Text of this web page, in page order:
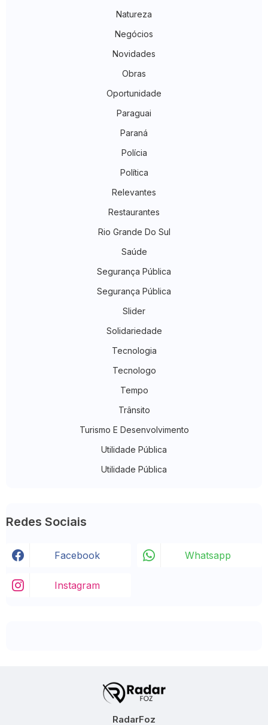
Natureza
Negócios
Novidades
Obras
Oportunidade
Paraguai
Paraná
Polícia
Política
Relevantes
Restaurantes
Rio Grande Do Sul
Saúde
Segurança Pública
Segurança Pública
Slider
Solidariedade
Tecnologia
Tecnologo
Tempo
Trânsito
Turismo E Desenvolvimento
Utilidade Pública
Utilidade Pública
Redes Sociais
Facebook Whatsapp
Instagram
RadarFoz